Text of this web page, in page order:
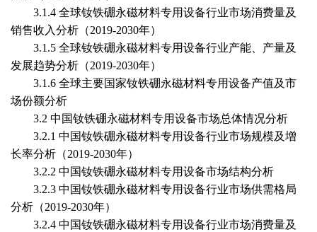
3.1.4 全球钕铁硼永磁材料专用设备行业市场消费量及
销售收入分析（2019-2030年）
3.1.5 全球钕铁硼永磁材料专用设备行业产能、产量及
发展趋势分析（2019-2030年）
3.1.6 全球主要国家钕铁硼永磁材料专用设备产值及市
场份额分析
3.2 中国钕铁硼永磁材料专用设备市场总体情况分析
3.2.1 中国钕铁硼永磁材料专用设备行业市场规模及增
长率分析（2019-2030年）
3.2.2 中国钕铁硼永磁材料专用设备市场结构分析
3.2.3 中国钕铁硼永磁材料专用设备行业市场供需格局
分析 （2019-2030年）
3.2.4 中国钕铁硼永磁材料专用设备行业市场消费量及